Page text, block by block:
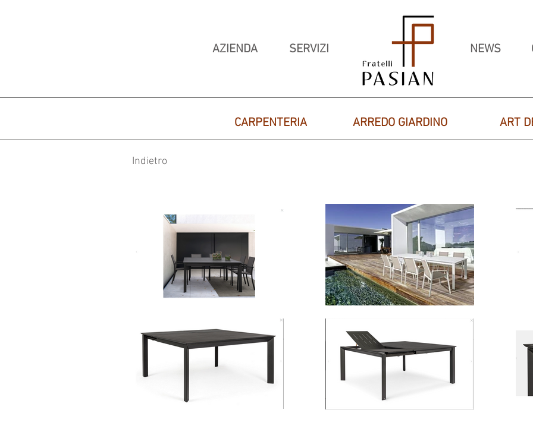
AZIENDA SERVIZI NEWS
CARPENTERIA ARREDO GIARDINO ART
Indietro